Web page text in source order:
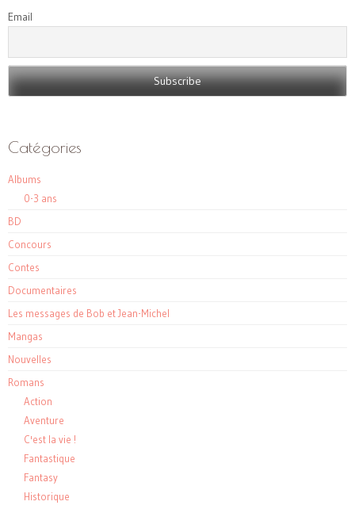
Email
Catégories
Albums
0-3 ans
BD
Concours
Contes
Documentaires
Les messages de Bob et Jean-Michel
Mangas
Nouvelles
Romans
Action
Aventure
C'est la vie !
Fantastique
Fantasy
Historique